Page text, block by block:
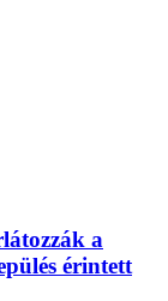
a
érintett